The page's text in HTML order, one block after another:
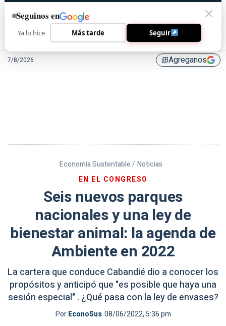
7/8/2026 library_addAgreganos
Economía Sustentable / Noticias
EN EL CONGRESO
Seis nuevos parques
nacionales y una ley de
bienestar animal: la agenda de
Ambiente en 2022
La cartera que conduce Cabandié dio a conocer los
propósitos y anticipó que "es posible que haya una
sesión especial" . ¿Qué pasa con la ley de envases?
PorEconoSus 08/06/2022, 5:36 pm
Seguinos en
Ya lo hice Más tarde Seguir